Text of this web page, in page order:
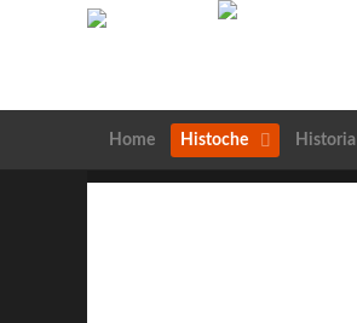
Home Histoche Historia